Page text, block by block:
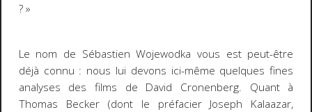
? »
Le nom de Sébastien Wojewodka vous est peut-être
déjà connu : nous lui devons ici-même quelques fines
analyses des films de David Cronenberg. Quant à
Thomas Becker (dont le préfacier Joseph Kalaazar,